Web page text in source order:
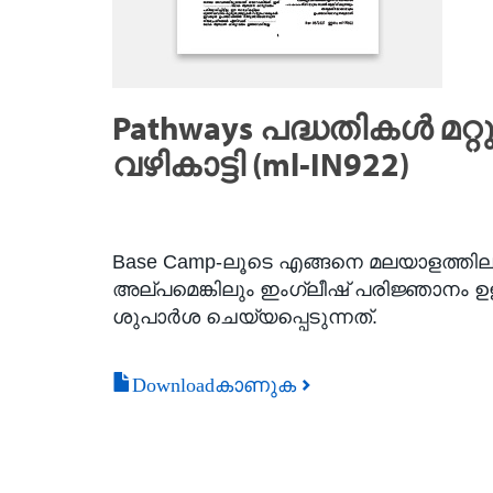
Pathways പദ്ധതികൾ
വഴികാട്ടി (ml-IN922)
Base Camp-ലൂടെ എങ്ങനെ
അല്പമെങ്കിലും ഇംഗ്ലീഷ് പരിജ്ഞാനം
ശുപാർശ ചെയ്യപ്പെടുന്നത്.
Downloadകാണുക